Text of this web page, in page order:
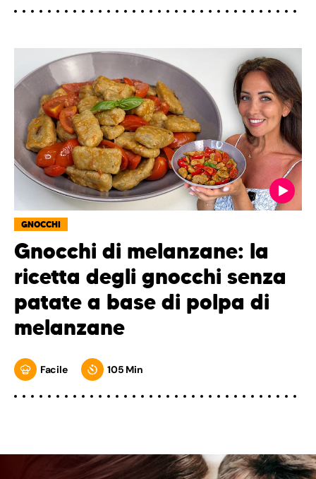
GNOCCHI
Gnocchi di melanzane: la
ricetta degli gnocchi senza
patate a base di polpa di
melanzane
Facile 105 Min